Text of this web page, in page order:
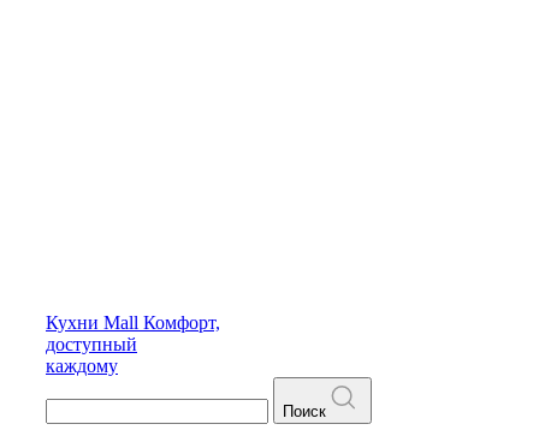
Кухни Mall Комфорт,
доступный
каждому
Поиск